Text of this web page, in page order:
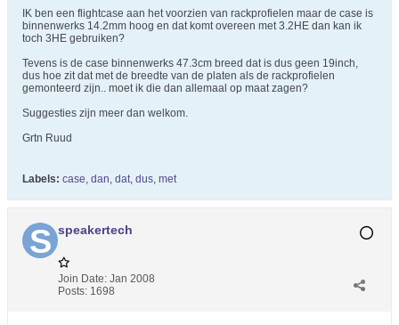
IK ben een flightcase aan het voorzien van rackprofielen maar de case is
binnenwerks 14.2mm hoog en dat komt overeen met 3.2HE dan kan ik
toch 3HE gebruiken?
Tevens is de case binnenwerks 47.3cm breed dat is dus geen 19inch,
dus hoe zit dat met de breedte van de platen als de rackprofielen
gemonteerd zijn.. moet ik die dan allemaal op maat zagen?
Suggesties zijn meer dan welkom.
Grtn Ruud
Labels: case, dan, dat, dus, met
speakertech
Join Date: Jan 2008
Posts: 1698